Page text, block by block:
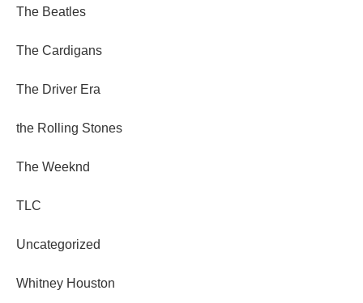
The Beatles
The Cardigans
The Driver Era
the Rolling Stones
The Weeknd
TLC
Uncategorized
Whitney Houston